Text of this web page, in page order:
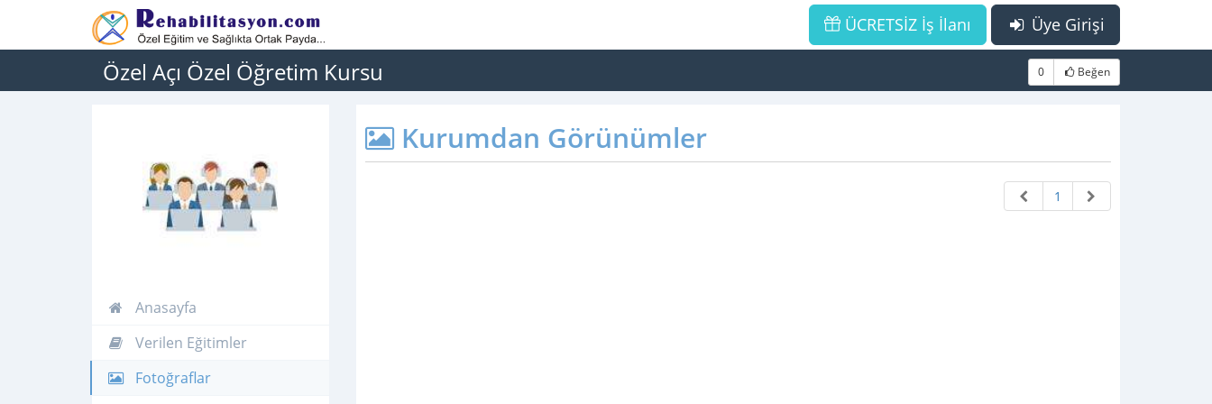
Üye Girişi
ÜCRETSİZ İş İlanı
Özel Açı Özel Öğretim Kursu 0 Beğen
Anasayfa
Verilen Eğitimler
Fotoğraflar
Kurumdan Görünümler
1